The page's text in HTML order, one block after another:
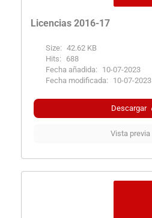
Licencias 2016-17
Size: 42.62 KB
Hits:
688
Fecha añadida:
10-07-2023
Fecha modificada:
10-07-2023
Descargar
Vista previa